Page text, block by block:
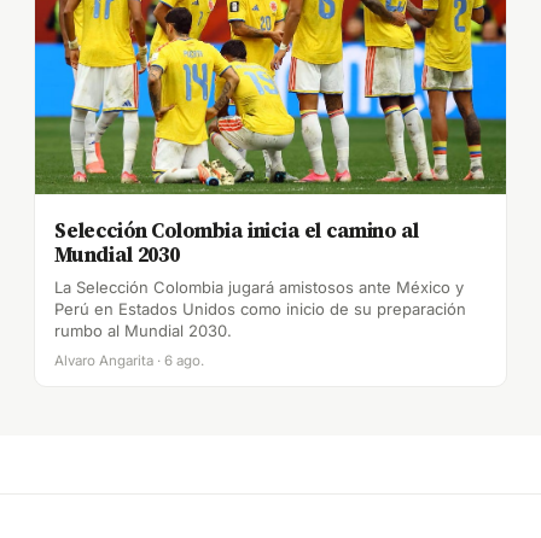
Selección Colombia inicia el camino al
Mundial 2030
La Selección Colombia jugará amistosos ante México y
Perú en Estados Unidos como inicio de su preparación
rumbo al Mundial 2030.
Alvaro Angarita · 6 ago.